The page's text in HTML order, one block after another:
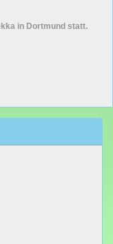
in Dortmund statt.